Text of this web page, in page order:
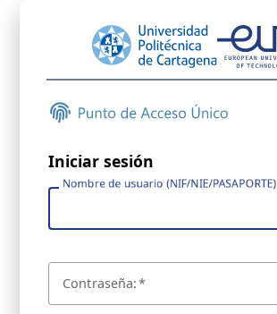
Iniciar sesión
Nombre de usuario (NIF/NIE/PASAPORTE)
Contraseña: